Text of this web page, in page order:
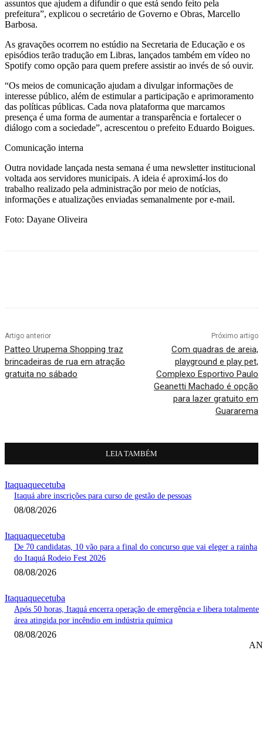
assuntos que ajudem a difundir o que está sendo feito pela
prefeitura”, explicou o secretário de Governo e Obras, Marcello
Barbosa.
As gravações ocorrem no estúdio na Secretaria de Educação e os
episódios terão tradução em Libras, lançados também em vídeo no
Spotify como opção para quem prefere assistir ao invés de só ouvir.
“Os meios de comunicação ajudam a divulgar informações de
interesse público, além de estimular a participação e aprimoramento
das políticas públicas. Cada nova plataforma que marcamos
presença é uma forma de aumentar a transparência e fortalecer o
diálogo com a sociedade”, acrescentou o prefeito Eduardo Boigues.
Comunicação interna
Outra novidade lançada nesta semana é uma newsletter institucional
voltada aos servidores municipais. A ideia é aproximá-los do
trabalho realizado pela administração por meio de notícias,
informações e atualizações enviadas semanalmente por e-mail.
Foto: Dayane Oliveira
Artigo anterior
Patteo Urupema Shopping traz
brincadeiras de rua em atração
gratuita no sábado
Próximo artigo
Com quadras de areia,
playground e play pet,
Complexo Esportivo Paulo
Geanetti Machado é opção
para lazer gratuito em
Guararema
LEIA TAMBÉM
Itaquaquecetuba
Itaquá abre inscrições para curso de gestão de pessoas
08/08/2026
Itaquaquecetuba
De 70 candidatas, 10 vão para a final do concurso que vai eleger a rainha
do Itaquá Rodeio Fest 2026
08/08/2026
Itaquaquecetuba
Após 50 horas, Itaquá encerra operação de emergência e libera totalmente
área atingida por incêndio em indústria química
08/08/2026